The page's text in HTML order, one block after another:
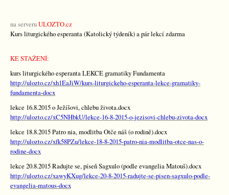
na serveruULOZTO.cz
Kurs liturgického esperanta (Katolický týdeník) a pár lekcí zdarma
KE STAŽENÍ:
kurs liturgického esperanta LEKCE gramatiky Fundamenta
http://ulozto.cz/xh1EaJiW/kurs-liturgickeho-esperanta-lekce-gramatiky-
fundamenta-docx
lekce 16.8.2015 o Ježíšovi, chlebu života.docx
http://ulozto.cz/xC5NHbkU/lekce-16-8-2015-o-jezisovi-chlebu-zivota-docx
lekce 18.8.2015 Patro nia, modlitba Otče náš (o rodině).docx
http://ulozto.cz/xfk58PZu/lekce-18-8-2015-patro-nia-modlitba-otce-nas-o-
rodine-docx
lekce 20.8.2015 Radujte se, píseň Sagxulo (podle evangelia Matouš).docx
http://ulozto.cz/xawyKXug/lekce-20-8-2015-radujte-se-pisen-sagxulo-podle-
evangelia-matous-docx